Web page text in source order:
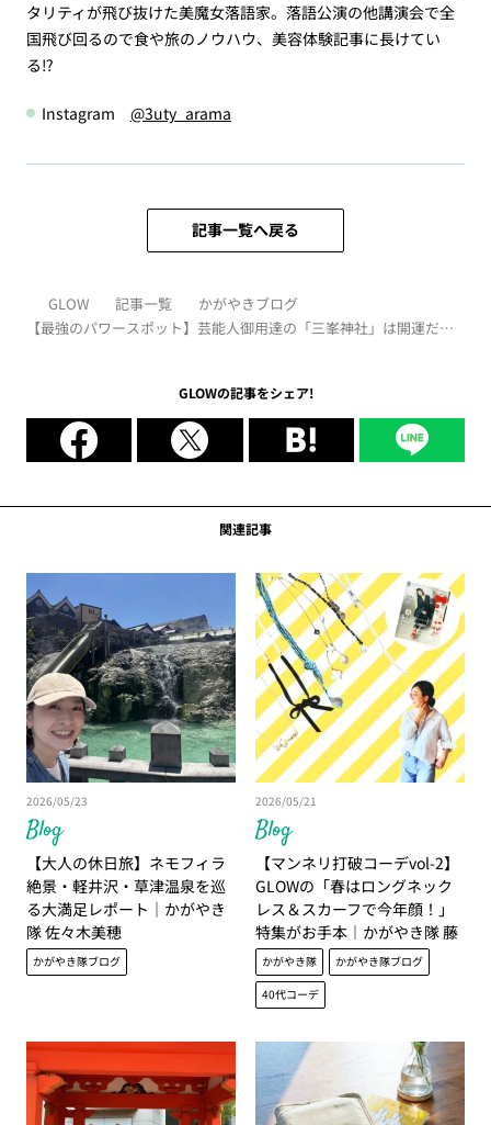
タリティが飛び抜けた美魔女落語家。落語公演の他講演会で全
国飛び回るので食や旅のノウハウ、美容体験記事に長けてい
る⁉︎
Instagram @3uty_arama
記事一覧へ戻る
GLOW 記事一覧
かがやきブログ
【最強のパワースポット】芸能人御用達の「三峯神社」は開運だけ
GLOWの記事をシェア!
関連記事
Blog
2026/05/23
【大人の休日旅】ネモフィラ
絶景・軽井沢・草津温泉を巡
る大満足レポート｜かがやき
隊 佐々木美穂
かがやき隊ブログ
Blog
2026/05/21
【マンネリ打破コーデvol-2】
GLOWの「春はロングネック
レス＆スカーフで今年顔！」
特集がお手本｜かがやき隊 藤
野翠
かがやき隊
かがやき隊ブログ
40代コーデ